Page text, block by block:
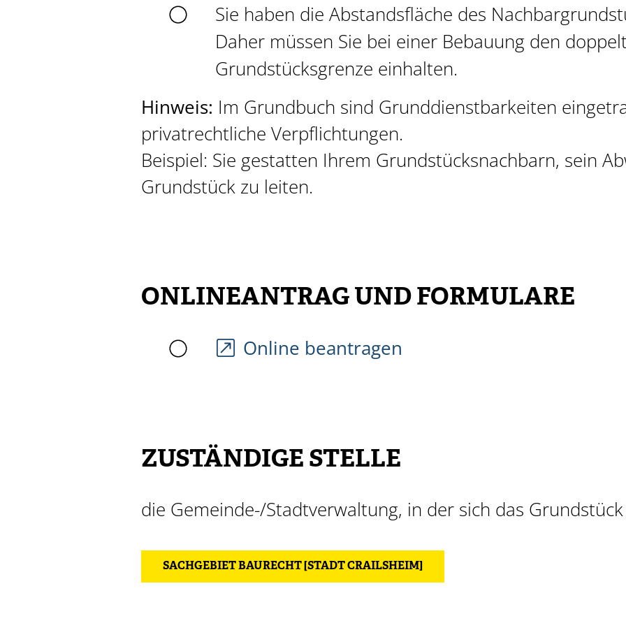
Sie haben die Abstandsfläche des
Daher müssen Sie bei einer Bebauung den
Grundstücksgrenze einhalten.
Hinweis: Im Grundbuch sind Grunddienstbarkeiten
privatrechtliche Verpflichtungen.
Beispiel: Sie gestatten Ihrem Grundstücksnachbarn, sein
Grundstück zu leiten.
ONLINEANTRAG UND FORMULARE
Online beantragen
ZUSTÄNDIGE STELLE
die Gemeinde-/Stadtverwaltung, in der sich das
SACHGEBIET BAURECHT [STADT CRAILSHEIM]